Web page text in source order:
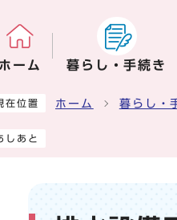
ホーム 暮らし・手続き
ら本文です
在位置 ホーム 暮らし・
しあと